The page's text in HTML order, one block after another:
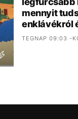
mennyit
enklávékról
TEGNAP 09:03 -